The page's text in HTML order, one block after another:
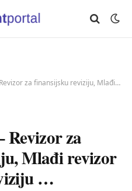
reviziju, Mlađi revizor za finansijsku reviziju …
Revizor za
Mlađi revizor
…